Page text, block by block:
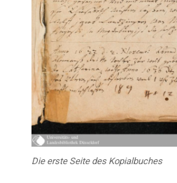
Die erste Seite des Kopialbuches